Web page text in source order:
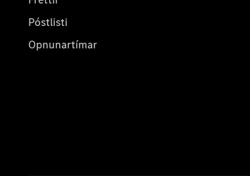
Póstlisti
Opnunartímar